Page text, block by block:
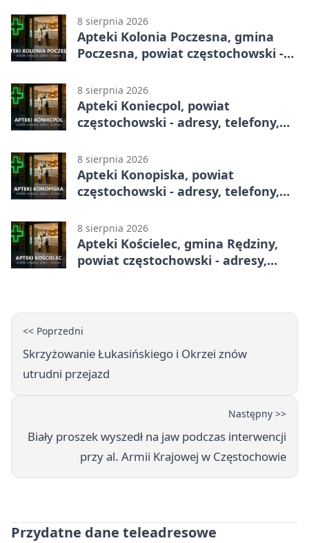
8 sierpnia 2026
Apteki Kolonia Poczesna, gmina
Poczesna, powiat częstochowski -
8 sierpnia 2026
Apteki Koniecpol, powiat
częstochowski - adresy, telefony,
8 sierpnia 2026
Apteki Konopiska, powiat
częstochowski - adresy, telefony,
8 sierpnia 2026
Apteki Kościelec, gmina Rędziny,
powiat częstochowski - adresy,
<< Poprzedni
Skrzyżowanie Łukasińskiego i Okrzei znów
utrudni przejazd
Następny >>
Biały proszek wyszedł na jaw podczas interwencji
przy al. Armii Krajowej w Częstochowie
Przydatne dane teleadresowe